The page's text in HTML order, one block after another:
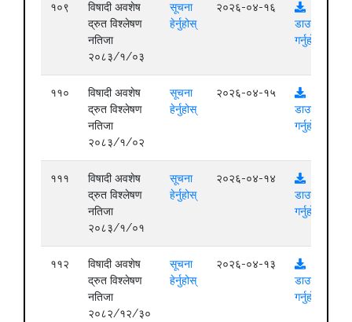
१०९
विषादी अवशेष
द्रुत विश्लेषण
नतिजा
२०८३/१/०३
सूचना
हेर्नुहोस्
२०२६-०४-१६
डाउनलोड
गर्नुहोस्
११०
विषादी अवशेष
द्रुत विश्लेषण
नतिजा
२०८३/१/०२
सूचना
हेर्नुहोस्
२०२६-०४-१५
डाउनलोड
गर्नुहोस्
१११
विषादी अवशेष
द्रुत विश्लेषण
नतिजा
२०८३/१/०१
सूचना
हेर्नुहोस्
२०२६-०४-१४
डाउनलोड
गर्नुहोस्
११२
विषादी अवशेष
द्रुत विश्लेषण
नतिजा
२०८२/१२/३०
सूचना
हेर्नुहोस्
२०२६-०४-१३
डाउनलोड
गर्नुहोस्